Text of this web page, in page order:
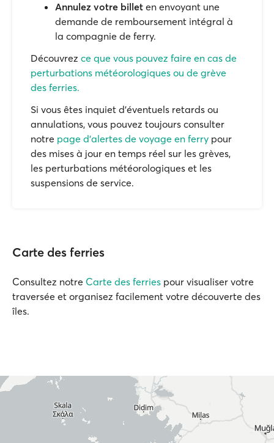
Annulez votre billet en envoyant une
demande de remboursement intégral à
la compagnie de ferry.
Découvrez ce que vous pouvez faire en cas de
perturbations météorologiques ou de grève
des ferries.
Si vous êtes inquiet d'éventuels retards ou
annulations, vous pouvez toujours consulter
notre page d'alertes de voyage en ferry pour
des mises à jour en temps réel sur les grèves,
les perturbations météorologiques et les
suspensions de service.
Carte des ferries
Consultez notre Carte des ferries pour visualiser votre
traversée et organisez facilement votre découverte des
îles.